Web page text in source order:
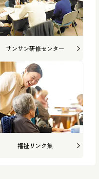
サンサン研修センター
福祉リンク集